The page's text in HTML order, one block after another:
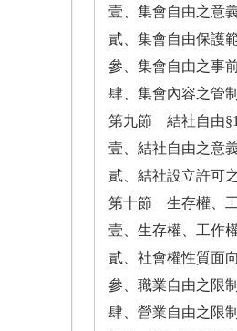
壹、集會自由之意
貳、集會自由保護
參、集會自由之事
肆、集會內容之管
第九節 結社自由
壹、結社自由之意
貳、結社設立許可
第十節 生存權、工
壹、生存權、工作
貳、社會權性質面
參、職業自由之限
肆、營業自由之限